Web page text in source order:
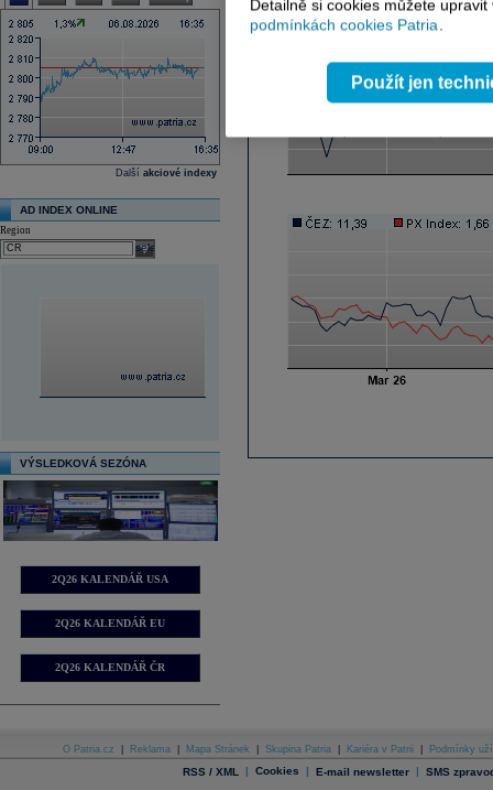
Další akciové indexy
AD INDEX ONLINE
Region
select
VÝSLEDKOVÁ SEZÓNA
2Q26 KALENDÁŘ USA
2Q26 KALENDÁŘ EU
2Q26 KALENDÁŘ ČR
O Patria.cz Reklama Mapa Stránek Skupina Patria Kariéra v Patrii Podmínky
RSS / XML | Cookies | E-mail newsletter | SMS
Detailně si cookies můžete
podmínkách cookies Patria.
Použít jen